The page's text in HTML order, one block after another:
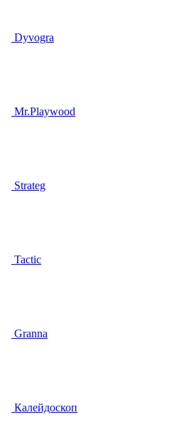
Dyvogra
Mr.Playwood
Strateg
Tactic
Granna
Калейдоскоп